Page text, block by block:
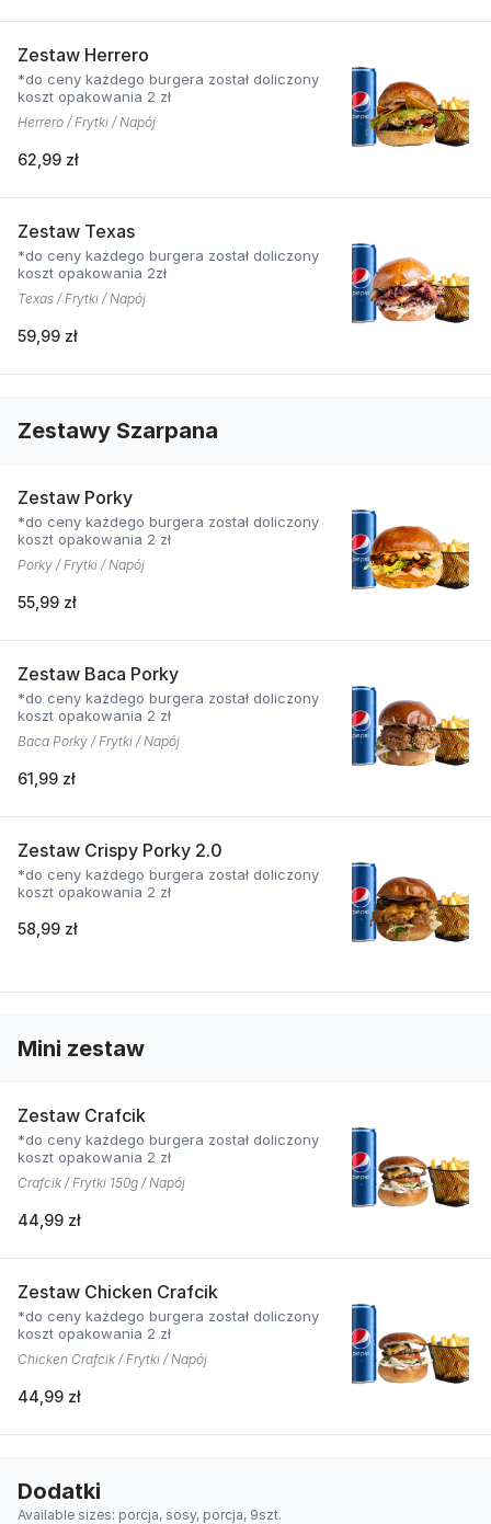
Zestaw Herrero
*do ceny każdego burgera został doliczony
koszt opakowania 2 zł
Herrero / Frytki / Napój
62,99 zł
Zestaw Texas
*do ceny każdego burgera został doliczony
koszt opakowania 2zł
Texas / Frytki / Napój
59,99 zł
Zestawy Szarpana
Zestaw Porky
*do ceny każdego burgera został doliczony
koszt opakowania 2 zł
Porky / Frytki / Napój
55,99 zł
Zestaw Baca Porky
*do ceny każdego burgera został doliczony
koszt opakowania 2 zł
Baca Porky / Frytki / Napój
61,99 zł
Zestaw Crispy Porky 2.0
*do ceny każdego burgera został doliczony
koszt opakowania 2 zł
58,99 zł
Mini zestaw
Zestaw Crafcik
*do ceny każdego burgera został doliczony
koszt opakowania 2 zł
Crafcik / Frytki 150g / Napój
44,99 zł
Zestaw Chicken Crafcik
*do ceny każdego burgera został doliczony
koszt opakowania 2 zł
Chicken Crafcik / Frytki / Napój
44,99 zł
Dodatki
Available sizes: porcja, sosy, porcja, 9szt.